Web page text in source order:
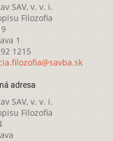
SAV, v. v. i.
Filozofia
1
1215
adresa
SAV, v. v. i.
Filozofia